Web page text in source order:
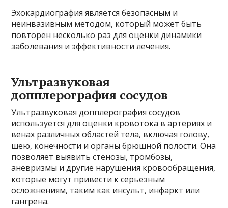
Эхокардиография является безопасным и
неинвазивным методом, который может быть
повторен несколько раз для оценки динамики
заболевания и эффективности лечения.
Ультразвуковая
допплерография сосудов
Ультразвуковая допплерография сосудов
используется для оценки кровотока в артериях и
венах различных областей тела, включая голову,
шею, конечности и органы брюшной полости. Она
позволяет выявить стенозы, тромбозы,
аневризмы и другие нарушения кровообращения,
которые могут привести к серьезным
осложнениям, таким как инсульт, инфаркт или
гангрена.